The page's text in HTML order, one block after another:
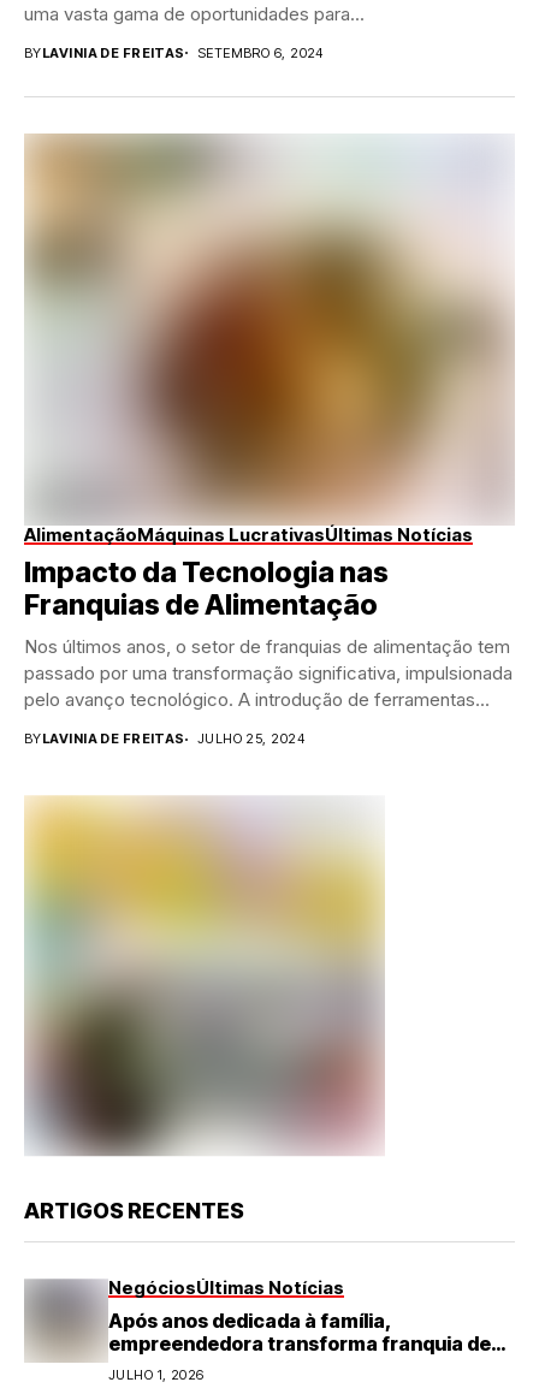
uma vasta gama de oportunidades para...
BYLAVINIA DE FREITAS SETEMBRO 6, 2024
AlimentaçãoMáquinas LucrativasÚltimas Notícias
Impacto da Tecnologia nas
Franquias de Alimentação
Nos últimos anos, o setor de franquias de alimentação tem
passado por uma transformação significativa, impulsionada
pelo avanço tecnológico. A introdução de ferramentas...
BYLAVINIA DE FREITAS JULHO 25, 2024
ARTIGOS RECENTES
NegóciosÚltimas Notícias
Após anos dedicada à família,
empreendedora transforma franquia de
turismo em negócio de destaque no RN
JULHO 1, 2026